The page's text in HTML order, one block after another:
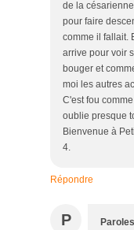
de la
pour faire
comme il fallait.
arrive pour voir
bouger et
moi les autres
C'est fou
oublie presque
Bienvenue à
4.
Répondre
P